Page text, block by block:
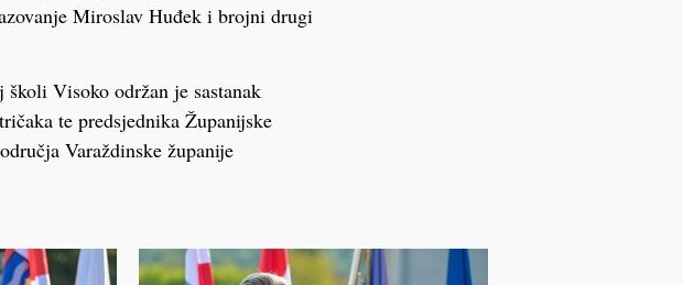
Miroslav Huđek i brojni drugi
školi Visoko održan je sastanak
te predsjednika Županijske
Varaždinske županije